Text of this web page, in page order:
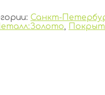
Санкт-
,